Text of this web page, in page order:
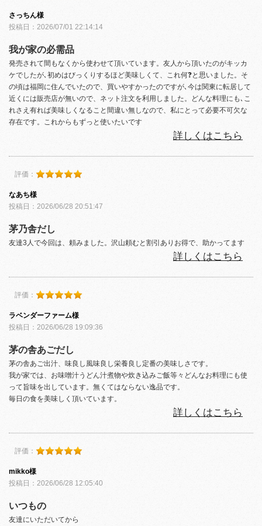
さっちん様
投稿日：2026/07/01 22:14:14
我が家の必需品
発売されて間もなくから使わせて頂いています。友人から頂いたのがキッカ
ケでしたが､初めはびっくりするほど美味しくて、これ何❓と思いました。そ
の頃は福岡に住んでいたので、買いやすかったのですが､今は関東に転居して
近くには販売店が無いので、ネット注文を利用しました。どんな料理にも､こ
れさえ有れば美味しくなること間違い無しなので、私にとって必要不可欠な
存在です。これからもずっと使いたいです
詳しくはこちら
評価：
なあち様
投稿日：2026/06/28 20:51:47
茅乃舎だし
友達3人で今回は、頼みました。沢山頼むと割引ありお得で、助かってます
詳しくはこちら
評価：
ラベンダーファーム様
投稿日：2026/06/28 19:09:36
茅の舎あごだし
茅の舎あご出汁、味良し風味良し栄養良し定番の美味しさです。
我が家では、お味噌汁うどん汁煮物や炊き込みご飯等々どんなお料理にも使
って旨味を出しています。無くてはならない逸品です。
毎日の食を美味しく頂いています。
詳しくはこちら
評価：
mikko様
投稿日：2026/06/28 12:05:40
いつもの
友達にいただいてから